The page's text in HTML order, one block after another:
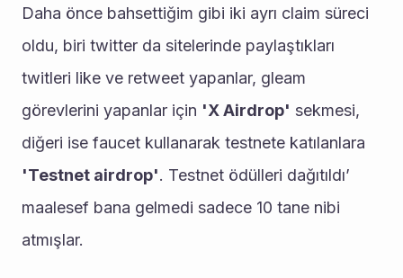
Daha önce bahsettiğim gibi iki ayrı claim süreci
oldu, biri twitter da sitelerinde paylaştıkları
twitleri like ve retweet yapanlar, gleam
görevlerini yapanlar için 'X Airdrop' sekmesi,
'Testnet airdrop'. Testnet ödülleri dağıtıldı’
maalesef bana gelmedi sadece 10 tane nibi
atmışlar.